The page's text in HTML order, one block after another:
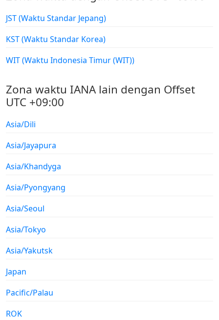
JST (Waktu Standar Jepang)
KST (Waktu Standar Korea)
WIT (Waktu Indonesia Timur (WIT))
Zona waktu IANA lain dengan Offset
UTC +09:00
Asia/Dili
Asia/Jayapura
Asia/Khandyga
Asia/Pyongyang
Asia/Seoul
Asia/Tokyo
Asia/Yakutsk
Japan
Pacific/Palau
ROK